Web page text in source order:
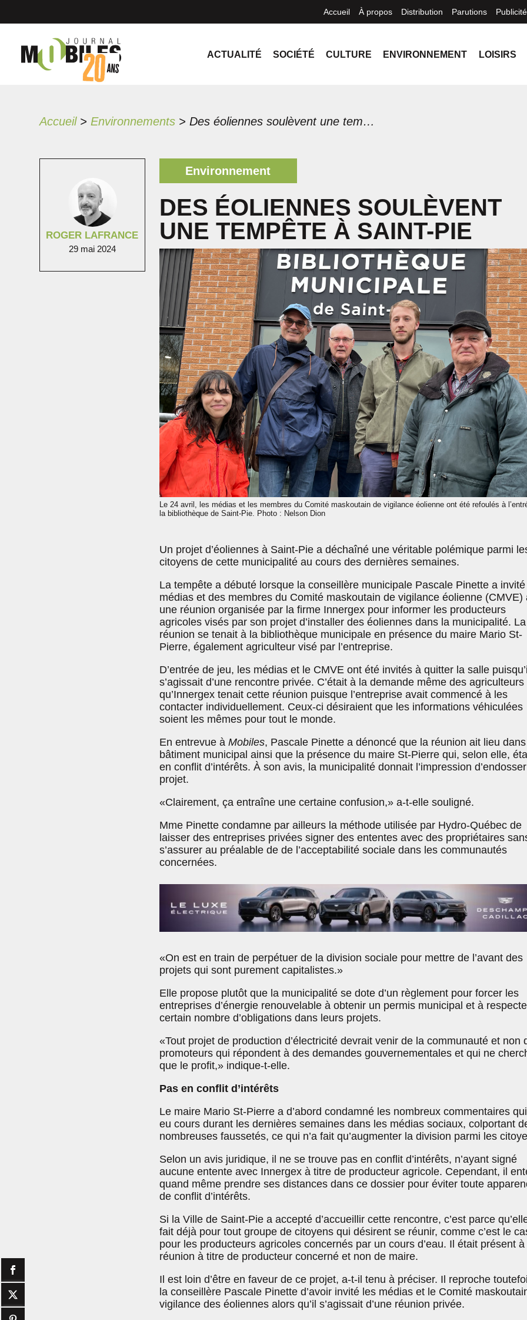
Accueil À propos Distribution Parutions Publicité
ACTUALITÉ SOCIÉTÉ CULTURE ENVIRONNEMENT LOISIRS
Accueil> Environnements > Des éoliennes soulèvent une tempête à Saint-Pie
ROGER LAFRANCE
29 mai 2024
Environnement
DES ÉOLIENNES SOULÈVENT
UNE TEMPÊTE À SAINT-PIE
Le 24 avril, les médias et les membres du Comité maskoutain de vigilance éolienne ont été refoulés à
la bibliothèque de Saint-Pie. Photo : Nelson Dion
Un projet d’éoliennes à Saint-Pie a déchaîné une véritable polémique parmi
citoyens de cette municipalité au cours des dernières semaines.
La tempête a débuté lorsque la conseillère municipale Pascale Pinette a
médias et des membres du Comité maskoutain de vigilance éolienne (CMVE)
une réunion organisée par la firme Innergex pour informer les producteurs
agricoles visés par son projet d’installer des éoliennes dans la municipalité. La
réunion se tenait à la bibliothèque municipale en présence du maire Mario St-
Pierre, également agriculteur visé par l’entreprise.
D’entrée de jeu, les médias et le CMVE ont été invités à quitter la salle
s’agissait d’une rencontre privée. C’était à la demande même des agriculteurs
qu’Innergex tenait cette réunion puisque l’entreprise avait commencé à les
contacter individuellement. Ceux-ci désiraient que les informations véhiculées
soient les mêmes pour tout le monde.
En entrevue à Mobiles, Pascale Pinette a dénoncé que la réunion ait lieu
bâtiment municipal ainsi que la présence du maire St-Pierre qui, selon elle,
en conflit d’intérêts. À son avis, la municipalité donnait l’impression
projet.
«Clairement, ça entraîne une certaine confusion,» a-t-elle souligné.
Mme Pinette condamne par ailleurs la méthode utilisée par Hydro-Québec de
laisser des entreprises privées signer des ententes avec des propriétaires
s’assurer au préalable de de l’acceptabilité sociale dans les communautés
concernées.
«On est en train de perpétuer de la division sociale pour mettre de l’avant des
projets qui sont purement capitalistes.»
Elle propose plutôt que la municipalité se dote d’un règlement pour forcer les
entreprises d’énergie renouvelable à obtenir un permis municipal et à
certain nombre d’obligations dans leurs projets.
«Tout projet de production d’électricité devrait venir de la communauté et non
promoteurs qui répondent à des demandes gouvernementales et qui ne
que le profit,» indique-t-elle.
Pas en conflit d’intérêts
Le maire Mario St-Pierre a d’abord condamné les nombreux commentaires
eu cours durant les dernières semaines dans les médias sociaux, colportant
nombreuses faussetés, ce qui n’a fait qu’augmenter la division parmi les
Selon un avis juridique, il ne se trouve pas en conflit d’intérêts, n’ayant signé
aucune entente avec Innergex à titre de producteur agricole. Cependant, il
quand même prendre ses distances dans ce dossier pour éviter toute
de conflit d’intérêts.
Si la Ville de Saint-Pie a accepté d’accueillir cette rencontre, c’est parce
fait déjà pour tout groupe de citoyens qui désirent se réunir, comme c’est le
pour les producteurs agricoles concernés par un cours d’eau. Il était présent à
réunion à titre de producteur concerné et non de maire.
Il est loin d’être en faveur de ce projet, a-t-il tenu à préciser. Il reproche
la conseillère Pascale Pinette d’avoir invité les médias et le Comité
vigilance des éoliennes alors qu’il s’agissait d’une réunion privée.